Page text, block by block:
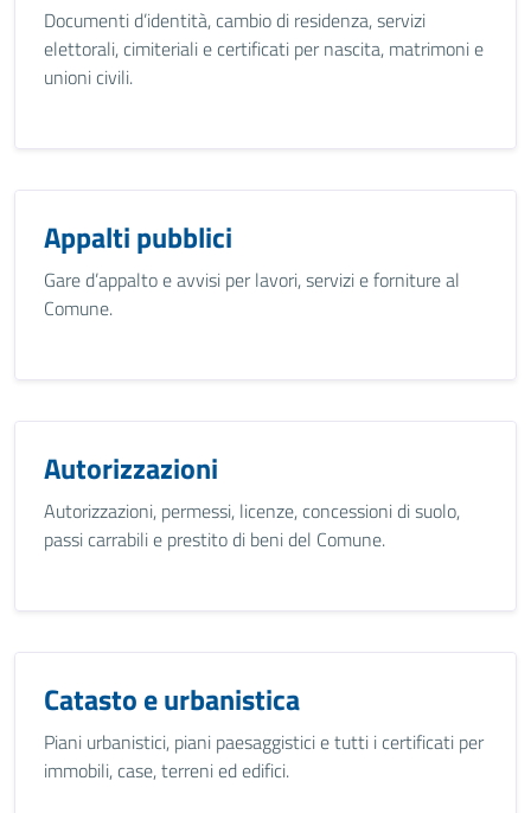
Documenti d’identità, cambio di residenza, servizi
elettorali, cimiteriali e certificati per nascita, matrimoni e
unioni civili.
Appalti pubblici
Gare d’appalto e avvisi per lavori, servizi e forniture al
Comune.
Autorizzazioni
Autorizzazioni, permessi, licenze, concessioni di suolo,
passi carrabili e prestito di beni del Comune.
Catasto e urbanistica
Piani urbanistici, piani paesaggistici e tutti i certificati per
immobili, case, terreni ed edifici.